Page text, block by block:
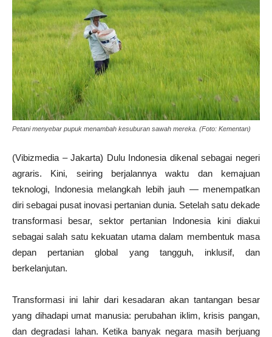
Petani menyebar pupuk menambah kesuburan sawah mereka. (Foto: Kementan)
(Vibizmedia – Jakarta) Dulu Indonesia dikenal sebagai negeri
agraris. Kini, seiring berjalannya waktu dan kemajuan
teknologi, Indonesia melangkah lebih jauh — menempatkan
diri sebagai pusat inovasi pertanian dunia. Setelah satu dekade
transformasi besar, sektor pertanian Indonesia kini diakui
sebagai salah satu kekuatan utama dalam membentuk masa
depan pertanian global yang tangguh, inklusif, dan
berkelanjutan.
Transformasi ini lahir dari kesadaran akan tantangan besar
yang dihadapi umat manusia: perubahan iklim, krisis pangan,
dan degradasi lahan. Ketika banyak negara masih berjuang